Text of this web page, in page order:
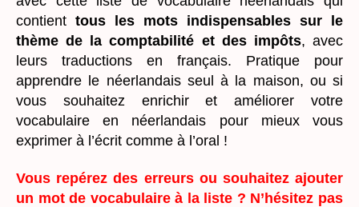
contient tous les mots indispensables sur le
thème de la comptabilité et des impôts, avec
leurs traductions en français. Pratique pour
apprendre le néerlandais seul à la maison, ou si
vous souhaitez enrichir et améliorer votre
vocabulaire en néerlandais pour mieux vous
exprimer à l’écrit comme à l’oral !
Vous repérez des erreurs ou souhaitez ajouter
un mot de vocabulaire à la liste ? N’hésitez pas